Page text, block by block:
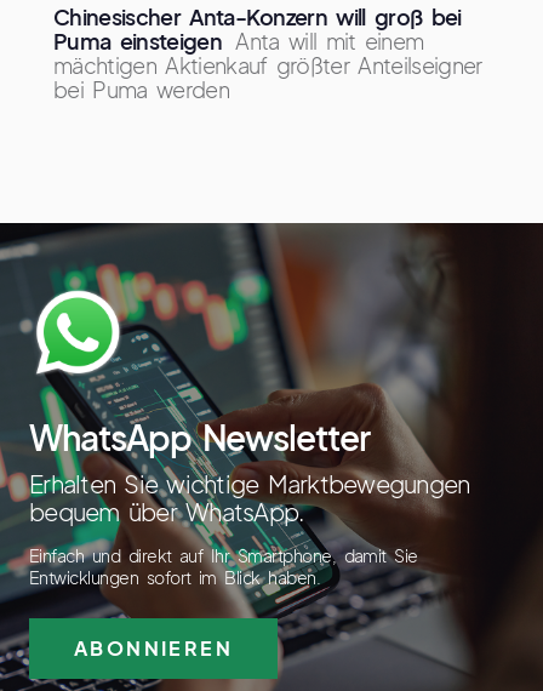
Chinesischer Anta-Konzern will groß bei
Puma einsteigen Anta will mit einem
mächtigen Aktienkauf größter Anteilseigner
bei Puma werden
WhatsApp Newsletter
Erhalten Sie wichtige Marktbewegungen
bequem über WhatsApp.
Einfach und direkt auf Ihr Smartphone, damit Sie
Entwicklungen sofort im Blick haben.
ABONNIEREN